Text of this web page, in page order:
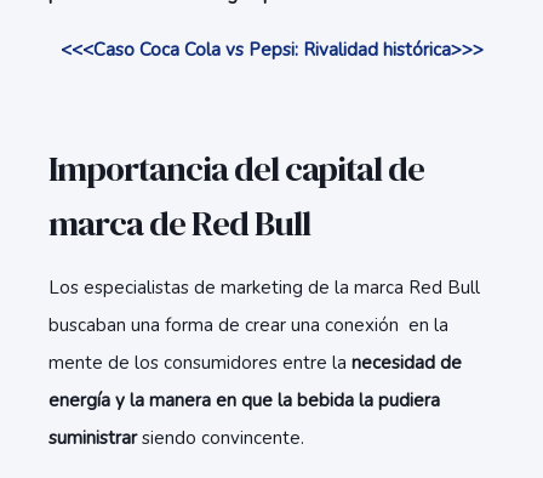
<<<Caso Coca Cola vs Pepsi: Rivalidad histórica>>>
Importancia del capital de
marca de Red Bull
Los especialistas de marketing de la marca Red Bull
buscaban una forma de crear una conexión en la
mente de los consumidores entre la necesidad de
energía y la manera en que la bebida la pudiera
suministrarsiendo convincente.